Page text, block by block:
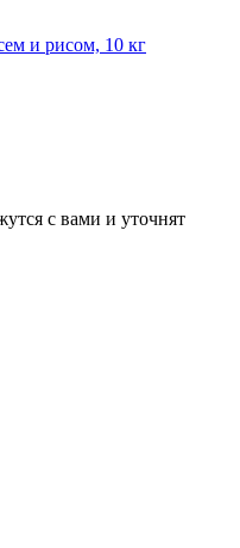
и рисом, 10 кг
с вами и уточнят